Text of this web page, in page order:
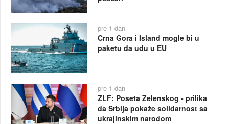
pre 1 dan
Crna Gora i Island mogle bi u
paketu da uđu u EU
pre 1 dan
ZLF: Poseta Zelenskog - prilika
da Srbija pokaže solidarnost sa
ukrajinskim narodom